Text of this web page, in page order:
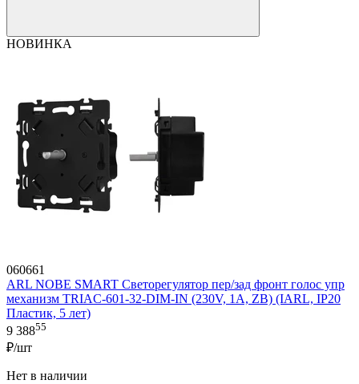
НОВИНКА
060661
ARL NOBE SMART Светорегулятор пер/зад фронт голос упр
механизм TRIAC-601-32-DIM-IN (230V, 1A, ZB) (IARL, IP20
Пластик, 5 лет)
9 38855
₽/шт
Нет в наличии